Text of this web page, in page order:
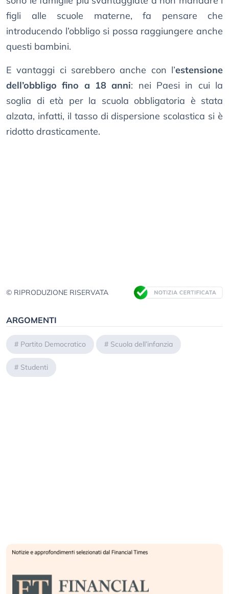
figli alle scuole materne, fa pensare che
introducendo l’obbligo si possa raggiungere anche
questi bambini.
E vantaggi ci sarebbero anche con l’estensione
dell’obbligo fino a 18 anni: nei Paesi in cui la
soglia di età per la scuola obbligatoria è stata
alzata, infatti, il tasso di dispersione scolastica si è
ridotto drasticamente.
© RIPRODUZIONE RISERVATA
ARGOMENTI
# Partito Democratico # Scuola dell’infanzia
# Studenti